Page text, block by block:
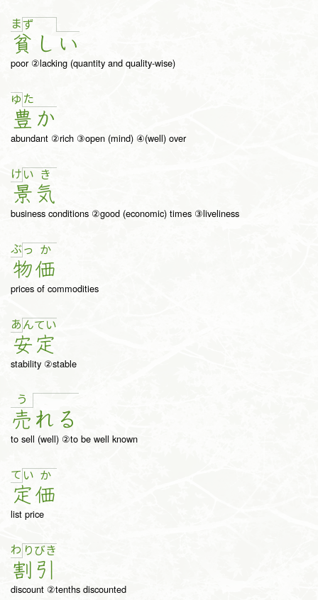
まず
貧 し い
poor ②lacking (quantity and quality-wise)
ゆ た
豊 か
abundant ②rich ③open (mind) ④(well) over
け い
景
き
気
business conditions ②good (economic) times ③liveliness
ぶっ
物
か
価
prices of commodities
あ ん
安
て い
定
stability ②stable
う
売 れ る
to sell (well) ②to be well known
て い
定
か
価
list price
わ り
割
びき
引
discount ②tenths discounted